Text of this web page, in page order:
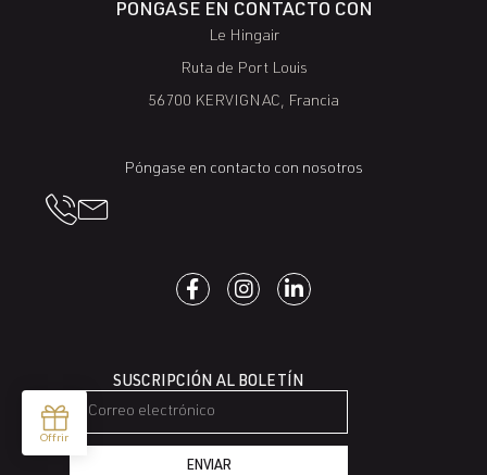
PÓNGASE EN CONTACTO CON
Le Hingair
Ruta de Port Louis
56700 KERVIGNAC, Francia
Póngase en contacto con nosotros
SUSCRIPCIÓN AL BOLETÍN
ENVIAR